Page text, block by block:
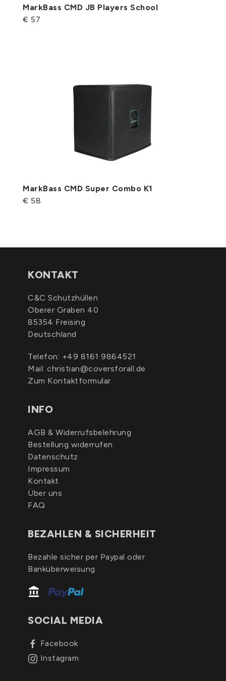
MarkBass CMD JB Players School
€ 57
MarkBass CMD Super Combo K1
€ 58
KONTAKT
C&C Schutzhüllen
Oberer Graben 40
85354 Freising
Deutschland
Telefon: +49 8161 9864521
Mail: christian@coversforall.de
Zum Kontaktformular
INFO
AGB & Widerrufsbelehrung
Bestellung widerrufen
Datenschutz
Impressum
Kontakt
Über uns
FAQ
BEZAHLEN & SICHERHEIT
Bezahle sicher per Paypal oder
Banküberweisung
SOCIAL MEDIA
Facebook
Instagram